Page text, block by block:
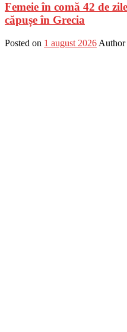
Femeie în comă 42 de
căpușe în Grecia
Posted on 1 august 2026 Author